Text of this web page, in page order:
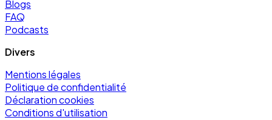
Blogs
FAQ
Podcasts
Divers
Mentions légales
Politique de confidentialité
Déclaration cookies
Conditions d'utilisation